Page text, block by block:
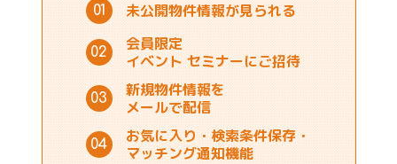
01 未公開物件情報が見られる
02
会員限定
イベントセミナーにご招待
03
新規物件情報を
メールで配信
04 お気に入り・検索条件保存・
マッチング通知機能